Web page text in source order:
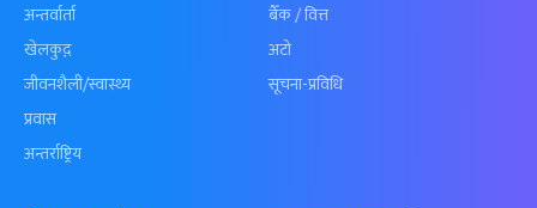
अन्तर्वार्ता
खेलकुद़़
जीवनशैली/स्वास्थ्य
प्रवास
अन्तर्राष्ट्रिय
बैँक / वित्त
अटो
सूचना-प्रविधि